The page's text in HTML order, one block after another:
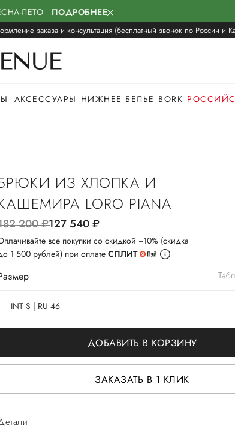
ЛЕТО ПОДРОБНЕЕ
заказа и консультация (бесплатный звонок по России и
АКСЕССУАРЫ НИЖНЕЕ БЕЛЬЕ BORK
ИЗ ХЛОПКА И
LORO PIANA
200руб.127 540руб.
все покупки со скидкой −10% (скидка
1 500 рублей) при оплатеСПЛИТ
INT S | RU 46
ДОБАВИТЬ В КОРЗИНУ
ЗАКАЗАТЬ В 1 КЛИК